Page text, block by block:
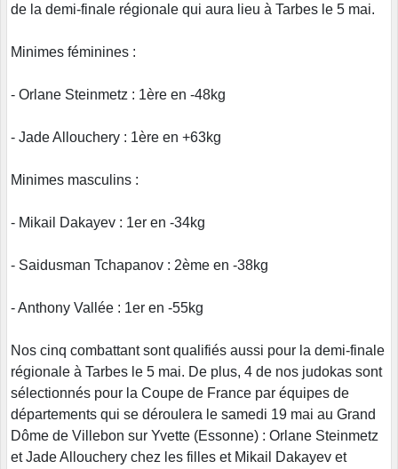
de la demi-finale régionale qui aura lieu à Tarbes le 5 mai.
Minimes féminines :
- Orlane Steinmetz : 1ère en -48kg
- Jade Allouchery : 1ère en +63kg
Minimes masculins :
- Mikail Dakayev : 1er en -34kg
- Saidusman Tchapanov : 2ème en -38kg
- Anthony Vallée : 1er en -55kg
Nos cinq combattant sont qualifiés aussi pour la demi-finale
régionale à Tarbes le 5 mai. De plus, 4 de nos judokas sont
sélectionnés pour la Coupe de France par équipes de
départements qui se déroulera le samedi 19 mai au Grand
Dôme de Villebon sur Yvette (Essonne) : Orlane Steinmetz
et Jade Allouchery chez les filles et Mikail Dakayev et